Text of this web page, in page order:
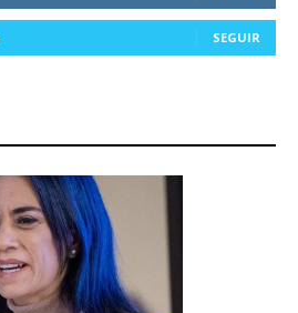
SEGUIR